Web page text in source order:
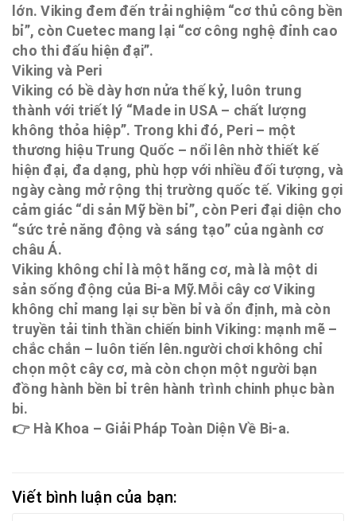
lớn. Viking đem đến trải nghiệm “cơ thủ công bền
bỉ”, còn Cuetec mang lại “cơ công nghệ đỉnh cao
cho thi đấu hiện đại”.
Viking và Peri
Viking có bề dày hơn nửa thế kỷ, luôn trung
thành với triết lý “Made in USA – chất lượng
không thỏa hiệp”. Trong khi đó, Peri – một
thương hiệu Trung Quốc – nổi lên nhờ thiết kế
hiện đại, đa dạng, phù hợp với nhiều đối tượng, và
ngày càng mở rộng thị trường quốc tế. Viking gợi
cảm giác “di sản Mỹ bền bỉ”, còn Peri đại diện cho
“sức trẻ năng động và sáng tạo” của ngành cơ
châu Á.
Viking không chỉ là một hãng cơ, mà là một di
sản sống động của Bi-a Mỹ.Mỗi cây cơ Viking
không chỉ mang lại sự bền bỉ và ổn định, mà còn
truyền tải tinh thần chiến binh Viking: mạnh mẽ –
chắc chắn – luôn tiến lên.người chơi không chỉ
chọn một cây cơ, mà còn chọn một người bạn
đồng hành bền bỉ trên hành trình chinh phục bàn
bi.
👉 Hà Khoa – Giải Pháp Toàn Diện Về Bi-a.
Viết bình luận của bạn: